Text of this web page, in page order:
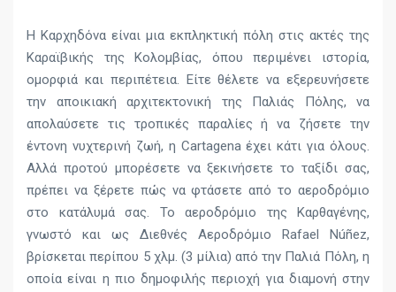
Η Καρχηδόνα είναι μια εκπληκτική πόλη στις ακτές της
Καραϊβικής της Κολομβίας, όπου περιμένει ιστορία,
ομορφιά και περιπέτεια. Είτε θέλετε να εξερευνήσετε
την αποικιακή αρχιτεκτονική της Παλιάς Πόλης, να
απολαύσετε τις τροπικές παραλίες ή να ζήσετε την
έντονη νυχτερινή ζωή, η Cartagena έχει κάτι για όλους.
Αλλά προτού μπορέσετε να ξεκινήσετε το ταξίδι σας,
πρέπει να ξέρετε πώς να φτάσετε από το αεροδρόμιο
στο κατάλυμά σας. Το αεροδρόμιο της Καρθαγένης,
γνωστό και ως Διεθνές Αεροδρόμιο Rafael Núñez,
βρίσκεται περίπου 5 χλμ. (3 μίλια) από την Παλιά Πόλη, η
οποία είναι η πιο δημοφιλής περιοχή για διαμονή στην